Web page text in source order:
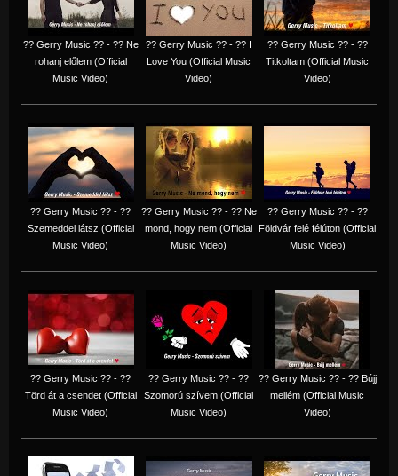
?? Gerry Music ?? - ?? Ne
rohanj előlem (Official
Music Video)
?? Gerry Music ?? - ?? I
Love You (Official Music
Video)
?? Gerry Music ?? - ??
Titkoltam (Official Music
Video)
?? Gerry Music ?? - ??
Szemeddel látsz (Official
Music Video)
?? Gerry Music ?? - ?? Ne
mond, hogy nem (Official
Music Video)
?? Gerry Music ?? - ??
Földvár felé félúton (Official
Music Video)
?? Gerry Music ?? - ??
Törd át a csendet (Official
Music Video)
?? Gerry Music ?? - ??
Szomorú szívem (Official
Music Video)
?? Gerry Music ?? - ?? Bújj
mellém (Official Music
Video)